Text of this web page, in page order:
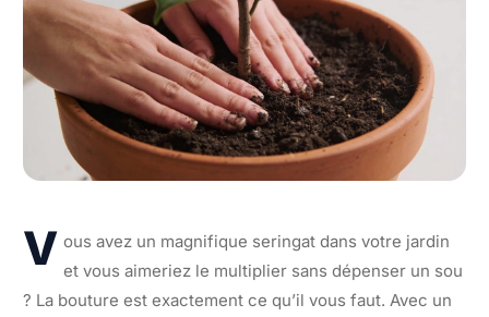
V ous avez un magnifique seringat dans votre jardin
et vous aimeriez le multiplier sans dépenser un sou
? La bouture est exactement ce qu’il vous faut. Avec un